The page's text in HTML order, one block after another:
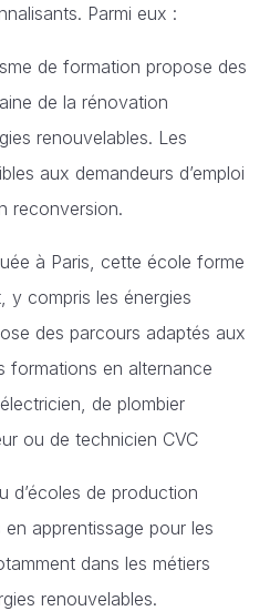
Parmi eux :
de formation propose des
de la rénovation
renouvelables. Les
aux demandeurs d’emploi
reconversion.
à Paris, cette école forme
y compris les énergies
des parcours adaptés aux
formations en alternance
de plombier
ou de technicien CVC
d’écoles de production
apprentissage pour les
dans les métiers
renouvelables.